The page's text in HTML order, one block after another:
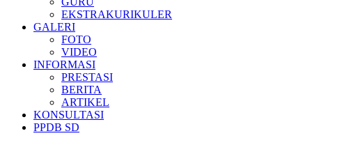
EKSTRAKURIKULER
GALERI
FOTO
VIDEO
INFORMASI
PRESTASI
BERITA
ARTIKEL
KONSULTASI
PPDB SD